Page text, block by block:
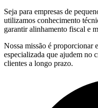
Seja para empresas de
utilizamos conhecimento
garantir alinhamento fiscal e
Nossa missão é proporcionar
especializada que ajudem no
clientes a longo prazo.